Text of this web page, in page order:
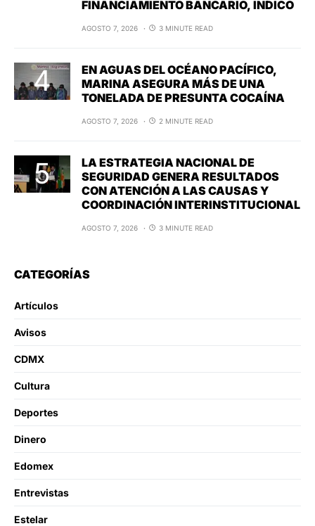
FINANCIAMIENTO BANCARIO, INDICO
AGOSTO 7, 2026 3 MINUTE READ
EN AGUAS DEL OCÉANO PACÍFICO,
MARINA ASEGURA MÁS DE UNA
TONELADA DE PRESUNTA COCAÍNA
AGOSTO 7, 2026 2 MINUTE READ
LA ESTRATEGIA NACIONAL DE
SEGURIDAD GENERA RESULTADOS
CON ATENCIÓN A LAS CAUSAS Y
COORDINACIÓN INTERINSTITUCIONAL
AGOSTO 7, 2026 3 MINUTE READ
CATEGORÍAS
Artículos
Avisos
CDMX
Cultura
Deportes
Dinero
Edomex
Entrevistas
Estelar